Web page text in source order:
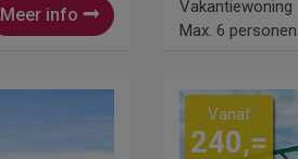
Meer info
Vakantiewoning
Max. 6 personen
Vanaf
240,=